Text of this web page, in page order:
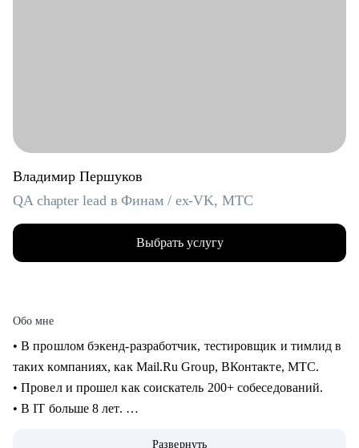
Владимир Першуков
QA chapter lead в Финам / ex-VK, МТС
Выбрать услугу
Обо мне
• В прошлом бэкенд-разработчик, тестировщик и тимлид в
таких компаниях, как Mail.Ru Group, ВКонтакте, МТС.
• Провел и прошел как соискатель 200+ собеседований.
• В IT больше 8 лет.
Развернуть